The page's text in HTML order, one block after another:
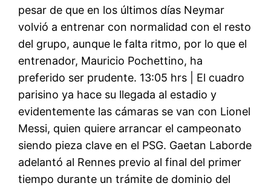
pesar de que en los últimos días Neymar
volvió a entrenar con normalidad con el resto
del grupo, aunque le falta ritmo, por lo que el
entrenador, Mauricio Pochettino, ha
preferido ser prudente. 13:05 hrs | El cuadro
parisino ya hace su llegada al estadio y
evidentemente las cámaras se van con Lionel
Messi, quien quiere arrancar el campeonato
siendo pieza clave en el PSG. Gaetan Laborde
adelantó al Rennes previo al final del primer
tiempo durante un trámite de dominio del